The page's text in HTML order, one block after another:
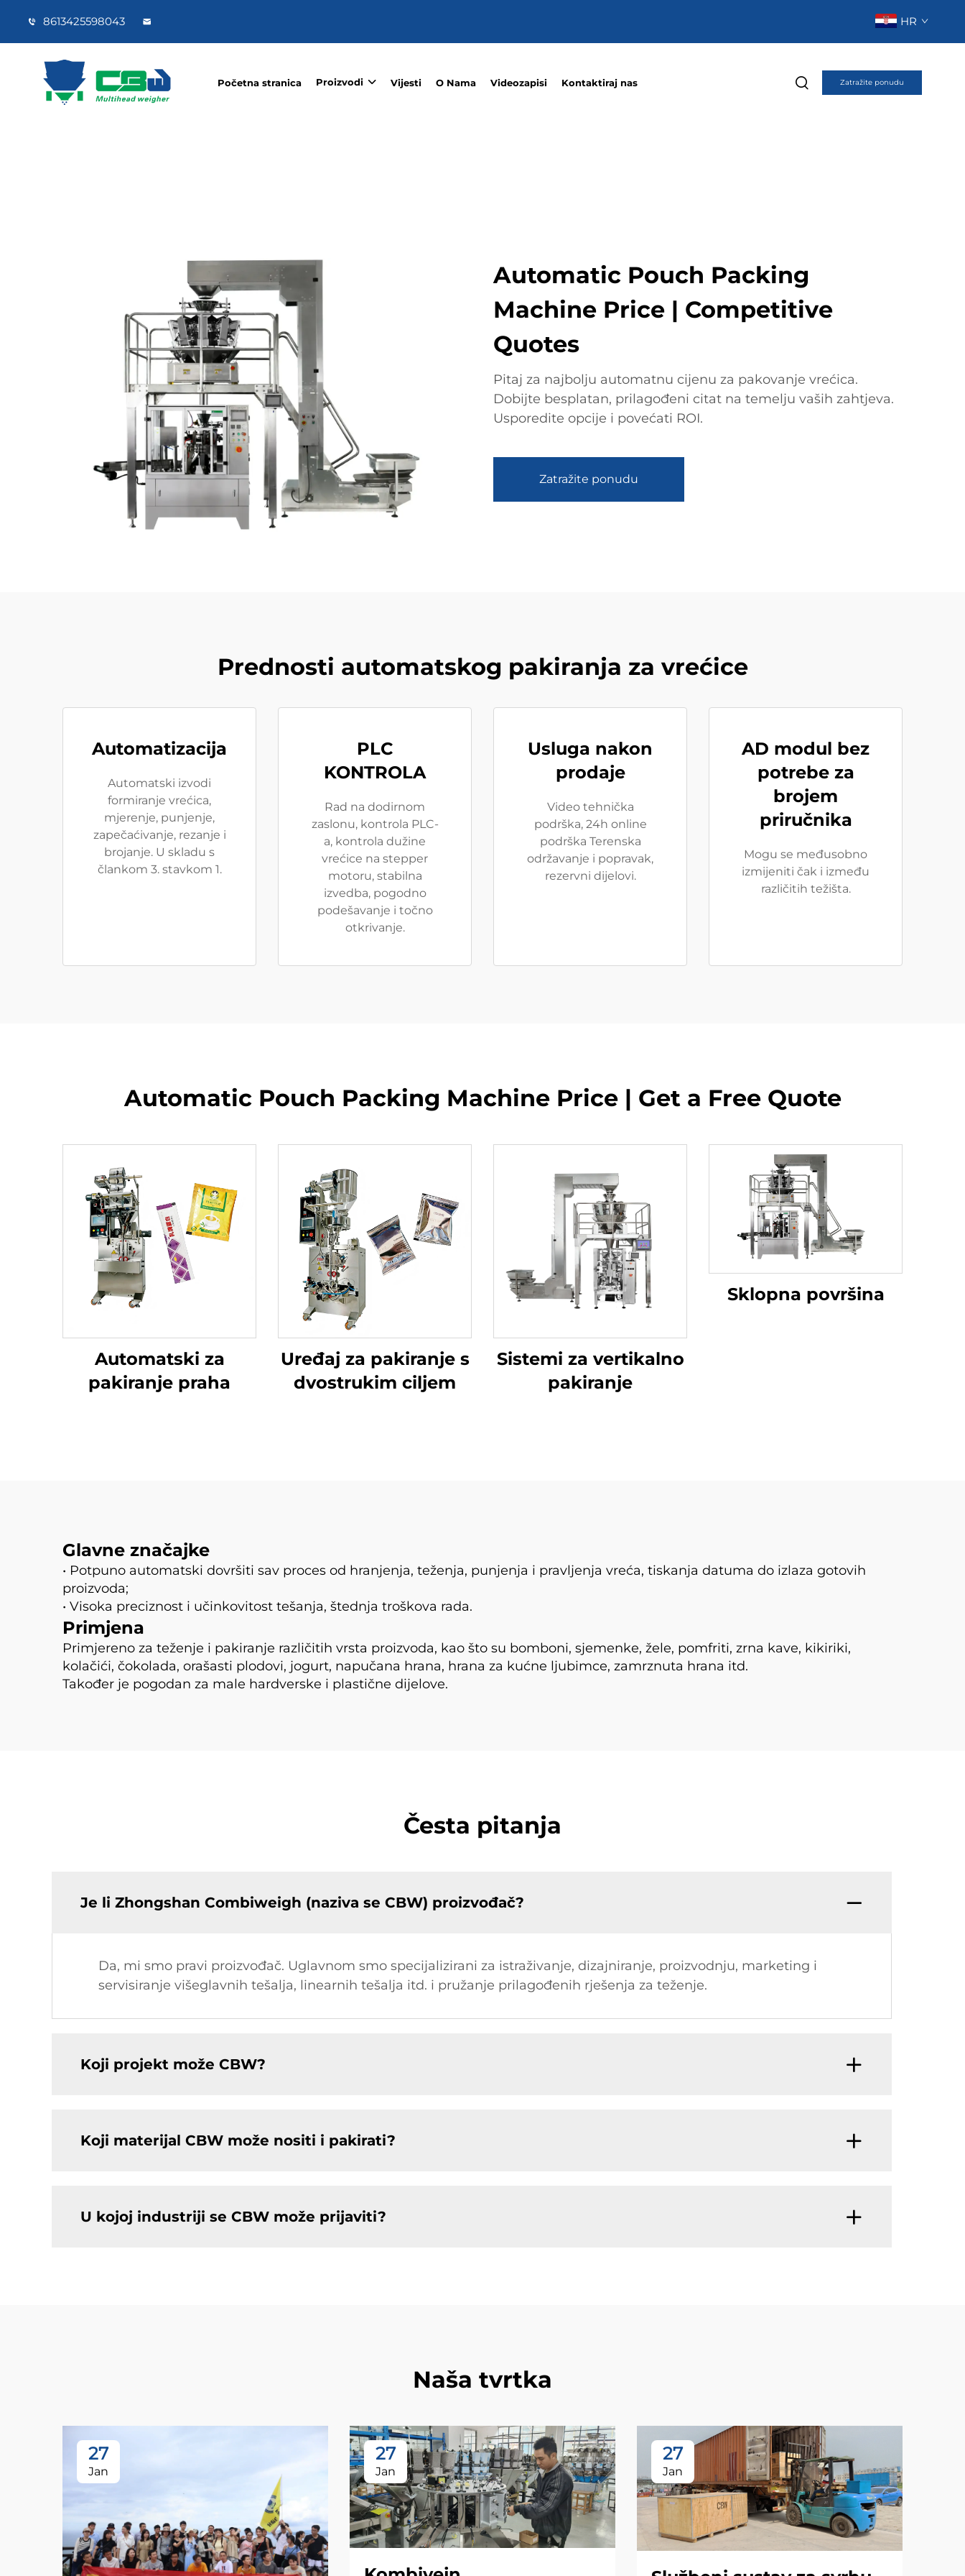
8613425598043 HR
Početna stranica Proizvodi Vijesti O Nama Videozapisi Kontaktiraj nas Zatražite ponudu
Automatic Pouch Packing
Machine Price | Competitive
Quotes
Pitaj za najbolju automatnu cijenu za pakovanje vrećica.
Dobijte besplatan, prilagođeni citat na temelju vaših zahtjeva.
Usporedite opcije i povećati ROI.
Zatražite ponudu
Prednosti automatskog pakiranja za vrećice
Automatizacija
Automatski izvodi
formiranje vrećica,
mjerenje, punjenje,
zapečaćivanje, rezanje i
brojanje. U skladu s
člankom 3. stavkom 1.
PLC
KONTROLA
Rad na dodirnom
zaslonu, kontrola PLC-
a, kontrola dužine
vrećice na stepper
motoru, stabilna
izvedba, pogodno
podešavanje i točno
otkrivanje.
Usluga nakon
prodaje
Video tehnička
podrška, 24h online
podrška Terenska
održavanje i popravak,
rezervni dijelovi.
AD modul bez
potrebe za
brojem
priručnika
Mogu se međusobno
izmijeniti čak i između
različitih težišta.
Automatic Pouch Packing Machine Price | Get a Free Quote
Automatski za
pakiranje praha
Uređaj za pakiranje s
dvostrukim ciljem
Sistemi za vertikalno
pakiranje
Sklopna površina
Glavne značajke
• Potpuno automatski dovršiti sav proces od hranjenja, teženja, punjenja i pravljenja vreća, tiskanja datuma do izlaza gotovih
proizvoda;
• Visoka preciznost i učinkovitost tešanja, štednja troškova rada.
Primjena
Primjereno za teženje i pakiranje različitih vrsta proizvoda, kao što su bomboni, sjemenke, žele, pomfriti, zrna kave, kikiriki,
kolačići, čokolada, orašasti plodovi, jogurt, napučana hrana, hrana za kućne ljubimce, zamrznuta hrana itd.
Također je pogodan za male hardverske i plastične dijelove.
Česta pitanja
Je li Zhongshan Combiweigh (naziva se CBW) proizvođač?
Da, mi smo pravi proizvođač. Uglavnom smo specijalizirani za istraživanje, dizajniranje, proizvodnju, marketing i
servisiranje višeglavnih tešalja, linearnih tešalja itd. i pružanje prilagođenih rješenja za teženje.
Koji projekt može CBW?
Koji materijal CBW može nositi i pakirati?
U kojoj industriji se CBW može prijaviti?
Naša tvrtka
27
Jan
27
Jan
27
Jan